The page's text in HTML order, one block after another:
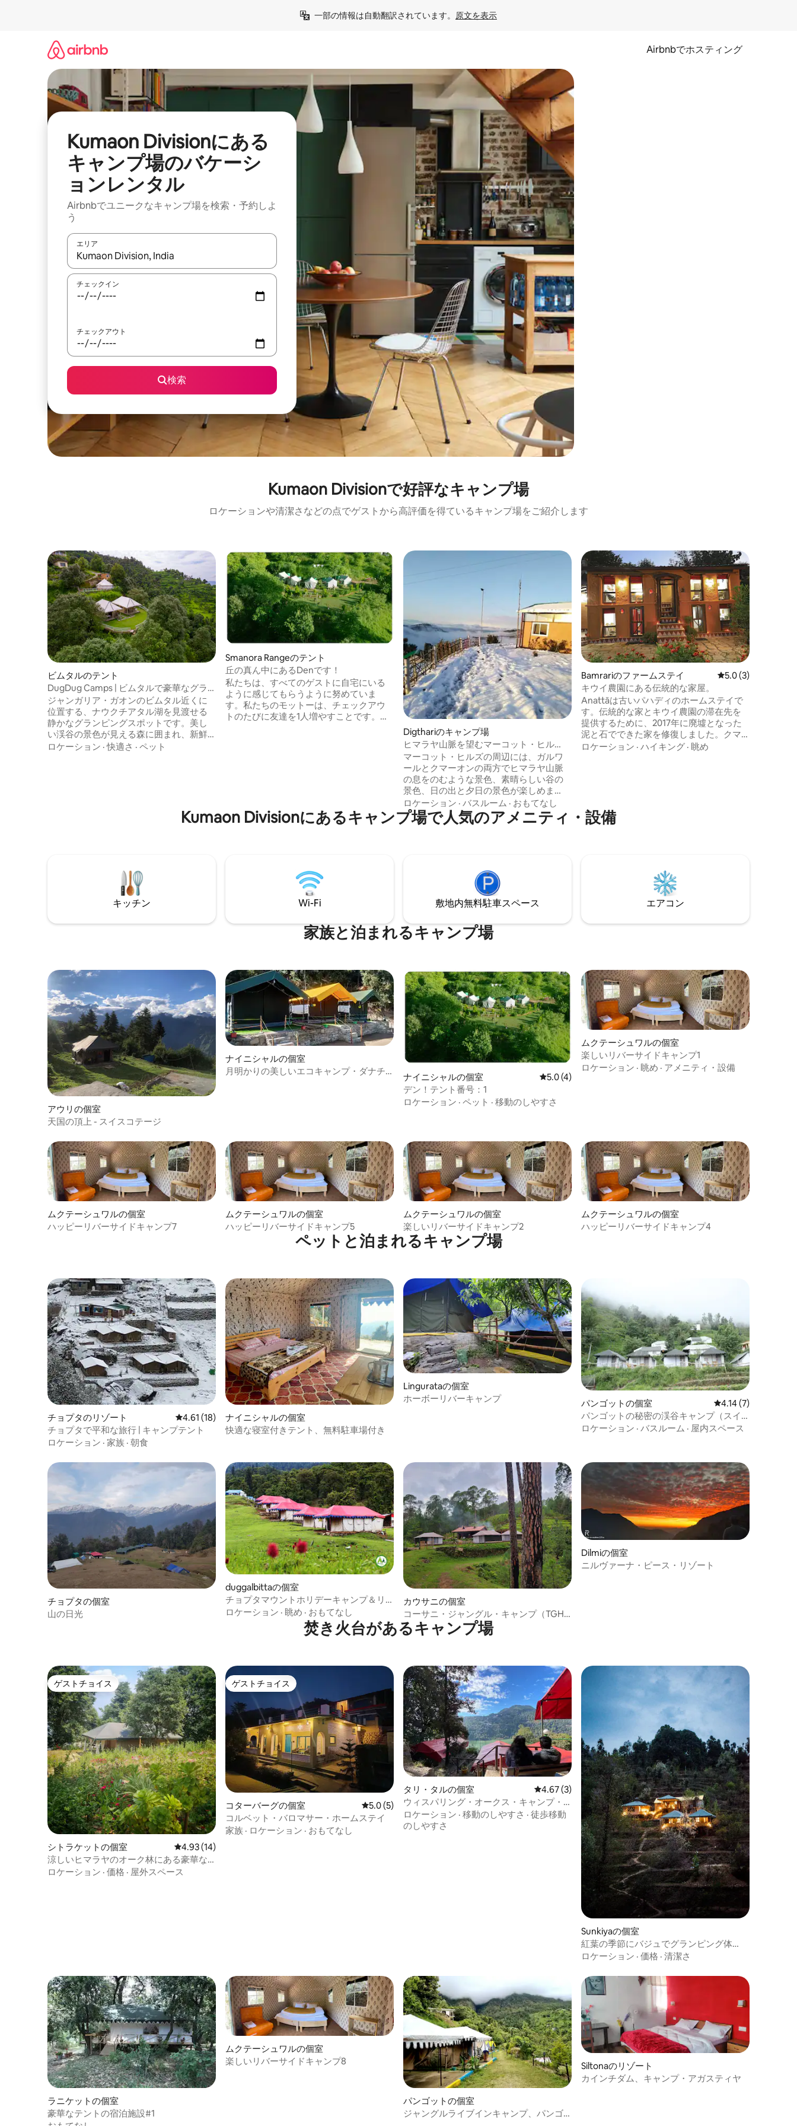
一部の情報は自動翻訳されています。 原文を表示
Airbnbでホスティング
Kumaon Divisionにある
キャンプ場のバケーシ
ョンレンタル
Airbnbでユニークなキャンプ場を検索・予約しよ
う
エリア
検索結果が表示されたら、上下の矢印キーを使って移動するか、画面をタッチまたはスワイプして検索結果を確認することができます。
チェックイン
チェックアウト
検索
Kumaon Divisionで好評なキャンプ場
ロケーションや清潔さなどの点でゲストから高評価を得ているキャンプ場をご紹介します
ビムタルのテント
DugDug Camps | ビムタルで豪華なグラ
ンピング体験
ジャンガリア・ガオンのビムタル近くに
位置する、ナウクチアタル湖を見渡せる
静かなグランピングスポットです。美し
い渓谷の景色が見える森に囲まれ、新鮮
な山の空気と、ゆっくりとリラックスす
いただけます。 - 新鮮な家庭料理 - 庭のス
ロケーション ·快適さ · ペット
Smanora Rangeのテント
丘の真ん中にあるDenです！
私たちは、すべてのゲストに自宅にいる
ように感じてもらうように努めていま
す。私たちのモットーは、チェックアウ
トのたびに友達を1人増やすことです。ホ
ニティが揃っています！
Digthariのキャンプ場
ヒマラヤ山脈を望むマーコット・ヒル
ズ・キャンプ
マーコット・ヒルズの周辺には、ガルワ
ールとクマーオンの両方でヒマラヤ山脈
の息をのむような景色、素晴らしい谷の
景色、日の出と夕日の景色が楽しめま
す。松、オーク、デオダーの森には、ヒ
ョウ、シロイワヤギ、マントヒヒ、サン
バル、イタチ、インドウサギ、アカヒゲ
ラオケ、フットボールなどの娯楽施設、
その他多くのアクティビティを提供して
ロケーション · バスルーム · おもてなし
Bamrariのファームステイ レビュー3件、5つ
5.0 (3)
キウイ農園にある伝統的な家屋。
Anattāは古いパハディのホームステイで
す。伝統的な家とキウイ農園の滞在先を
提供するために、2017年に廃墟となった
泥と石でできた家を修復しました。クマ
オン・ヒマラヤの山頂とパハディの棚田
わずか30分です。
ロケーション · ハイキング · 眺め
Kumaon Divisionにあるキャンプ場で人気のアメニティ・設備
キッチン Wi-Fi 敷地内無料駐⁠車ス⁠ペ⁠ー⁠ス エアコン
家族と泊まれるキャンプ場
アウリの個室
天国の頂上 - スイスコテージ
ナイニシャルの個室
月明かりの美しいエコキャンプ・ダナチ
ナイニシャルの個室 レビュー4件、5つ星中5.0つ星の平均評価
5.0 (4)
デン！テント番号：1
ロケーション · ペット · 移動のしやすさ
ムクテーシュワルの個室
楽しいリバーサイドキャンプ1
ロケーション · 眺め · アメニティ・設備
ムクテーシュワルの個室
ハッピーリバーサイドキャンプ7
ムクテーシュワルの個室
ハッピーリバーサイドキャンプ5
ムクテーシュワルの個室
楽しいリバーサイドキャンプ2
ムクテーシュワルの個室
ハッピーリバーサイドキャンプ4
ペットと泊まれるキャンプ場
チョプタのリゾート レビュー18件、5つ星中4.61つ星の平均評価
4.61 (18)
チョプタで平和な旅行 | キャンプテント
ロケーション · 家族 · 朝食
ナイニシャルの個室
快適な寝室付きテント、無料駐車場付き
Lingurataの個室
ホーボーリバーキャンプ
パンゴットの個室 レビュー7件、5つ
4.14 (7)
パンゴットの秘密の渓谷キャンプ（スイ
ステント、4人でシェア）
ロケーション · バスルーム · 屋内スペース
チョプタの個室
山の日光
duggalbittaの個室
チョプタマウントホリデーキャンプ＆リ
ゾート
ロケーション · 眺め · おもてなし
カウサニの個室
コーサニ・ジャングル・キャンプ（TGH
グループ）
Dilmiの個室
ニルヴァーナ・ピース・リゾート
焚き火台があるキャンプ場
ゲストチョイス
ゲストチョイス
シトラケットの個室 レビュー14件、5つ星中4.93つ星の平均評価
4.93 (14)
涼しいヒマラヤのオーク林にある豪華な
テント
ロケーション · 価格 · 屋外スペース
ゲストチョイス
ゲストチョイス
コターバーグの個室 レビュー5件、5つ星中5.0つ星の平均評価
5.0 (5)
コルベット・バロマサー・ホームステイ
家族 · ロケーション · おもてなし
タリ・タルの個室 レビュー3件、5つ星中4.67つ星の平均評価
4.67 (3)
ウィスパリング・オークス・キャンプ・
ナイニタール
ロケーション · 移動のしやすさ · 徒歩移動
のしやすさ
Sunkiyaの個室
紅葉の季節にバジュでグランピング体
験！
ロケーション · 価格 · 清潔さ
ラニケットの個室
豪華なテントの宿泊施設#1
ムクテーシュワルの個室
楽しいリバーサイドキャンプ8
パンゴットの個室
ジャングルライブインキャンプ、パンゴ
Siltonaのリゾート
カインチダム、キャンプ・アガスティヤ